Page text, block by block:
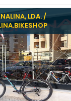
LDA. /